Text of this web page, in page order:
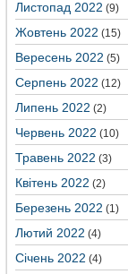
Листопад 2022 (9)
Жовтень 2022 (15)
Вересень 2022 (5)
Серпень 2022 (12)
Липень 2022 (2)
Червень 2022 (10)
Травень 2022 (3)
Квітень 2022 (2)
Березень 2022 (1)
Лютий 2022 (4)
Січень 2022 (4)